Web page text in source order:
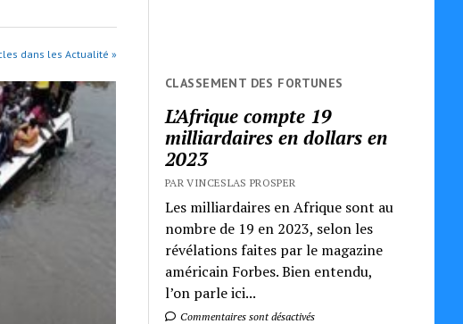
dans les Actualité »
CLASSEMENT DES FORTUNES
L’Afrique compte 19
milliardaires en dollars en
2023
PAR VINCESLAS PROSPER
Les milliardaires en Afrique sont au
nombre de 19 en 2023, selon les
révélations faites par le magazine
américain Forbes. Bien entendu,
l’on parle ici...
Commentaires sont désactivés